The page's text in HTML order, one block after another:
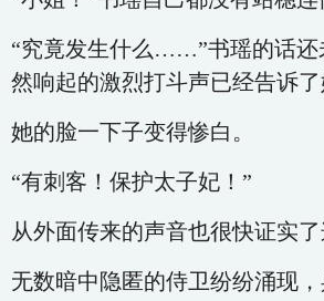
“究竟发生什么……”书瑶的话还
然响起的激烈打斗声已经告诉了
她的脸一下子变得惨白。
“有刺客！保护太子妃！”
从外面传来的声音也很快证实了
无数暗中隐匿的侍卫纷纷涌现